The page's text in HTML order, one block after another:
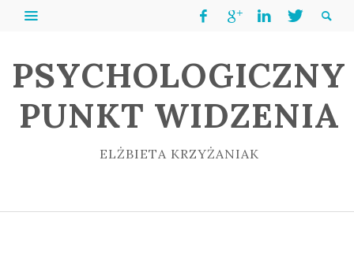
PSYCHOLOGICZNY
PUNKT WIDZENIA
ELŻBIETA KRZYŻANIAK